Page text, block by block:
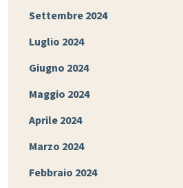
Settembre 2024
Luglio 2024
Giugno 2024
Maggio 2024
Aprile 2024
Marzo 2024
Febbraio 2024